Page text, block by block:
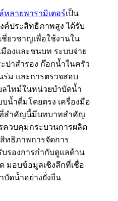
หลายพารามิเตอร์เป็น
ค์ประสิทธิภาพสูง ได้รับ
ชี่ยวชาญเพื่อใช้งานใน
มืองและชนบท ระบบจ่าย
ปาสำรอง ก๊อกน้ำในครัว
ร่ม และการตรวจสอบ
ไทม์ในหน่วยบำบัดน้ำ
น้ำดื่มโดยตรง เครื่องมือ
ที่สำคัญนี้มีบทบาทสำคัญ
ควบคุมกระบวนการผลิต
ทธิภาพการจัดการ
รองการกำกับดูแลด้าน
มอบข้อมูลเชิงลึกที่เชื่อ
บัดน้ำอย่างยั่งยืน